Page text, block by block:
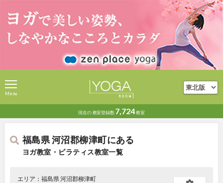
現在の教室登録数 7,724教室
Menu
福島県 河沼郡柳津町にある
ヨガ教室・ピラティス教室一覧
エリア：福島県 河沼郡柳津町